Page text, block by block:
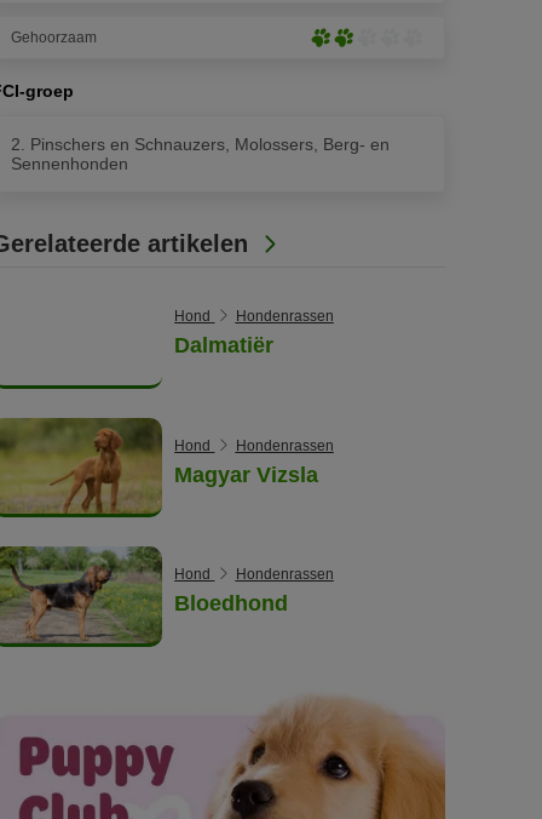
5
(3
Gehoorzaam
Enigszins
5
groep
2. Pinschers en Schnauzers, Molossers, Berg- en
Sennenhonden
artikelen
Hond Hondenrassen
Dalmatiër
Hond Hondenrassen
Magyar Vizsla
Hond Hondenrassen
Bloedhond